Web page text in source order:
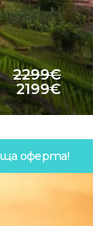
2299€
2199€
оферта!